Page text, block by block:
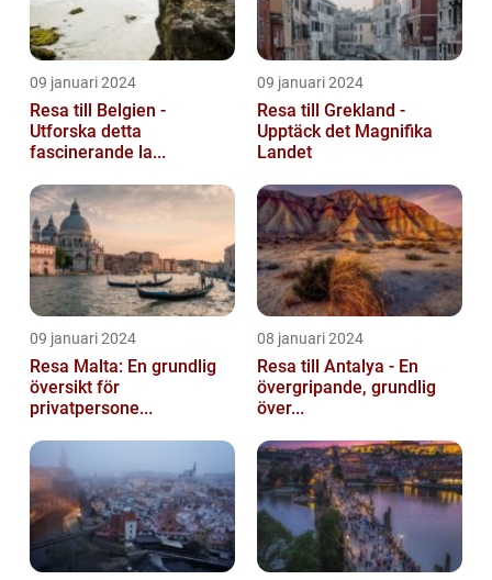
09 januari 2024
Resa till Belgien -
Utforska detta
fascinerande la...
09 januari 2024
Resa till Grekland -
Upptäck det Magnifika
Landet
09 januari 2024
Resa Malta: En grundlig
översikt för
privatpersone...
08 januari 2024
Resa till Antalya - En
övergripande, grundlig
över...